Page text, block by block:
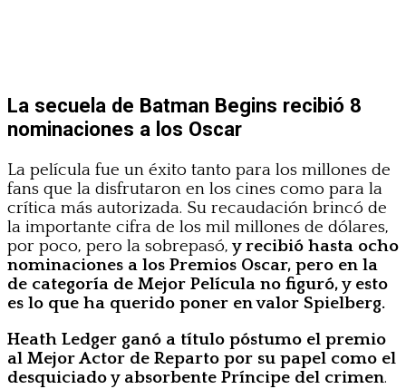
La secuela de Batman Begins recibió 8
nominaciones a los Oscar
La película fue un éxito tanto para los millones de
fans que la disfrutaron en los cines como para la
crítica más autorizada. Su recaudación brincó de
la importante cifra de los mil millones de dólares,
por poco, pero la sobrepasó, y recibió hasta ocho
nominaciones a los Premios Oscar, pero en la
de categoría de Mejor Película no figuró, y esto
es lo que ha querido poner en valor Spielberg.
Heath Ledger ganó a título póstumo el premio
al Mejor Actor de Reparto por su papel como el
desquiciado y absorbente Príncipe del crimen.